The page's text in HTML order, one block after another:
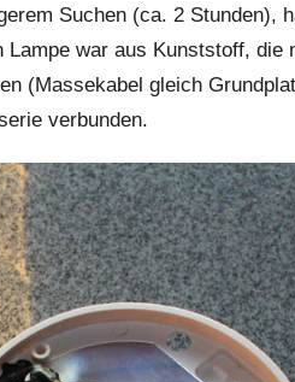
Suchen (ca. 2 Stunden),
war aus Kunststoff, die
(Massekabel gleich
verbunden.